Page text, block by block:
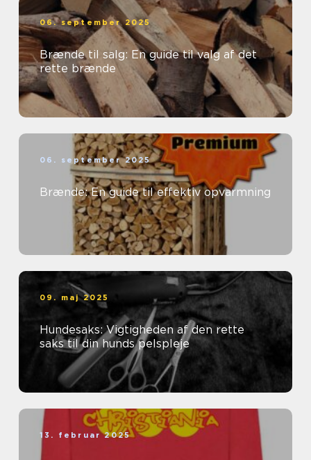
06. september 2025
Brænde til salg: En guide til valg af det
rette brænde
06. september 2025
Brænde: En guide til effektiv opvarmning
09. maj 2025
Hundesaks: Vigtigheden af den rette
saks til din hunds pelspleje
13. februar 2025